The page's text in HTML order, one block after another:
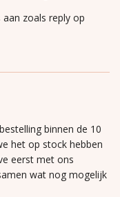
zoals reply op
binnen de 10
het op stock hebben
eerst met ons
wat nog mogelijk